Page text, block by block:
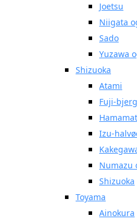
Joetsu
Niigata
Sado
Yuzawa
Shizuoka
Atami
Fuji-
Izu-
Numazu
Shizuoka
Toyama
Ainokura